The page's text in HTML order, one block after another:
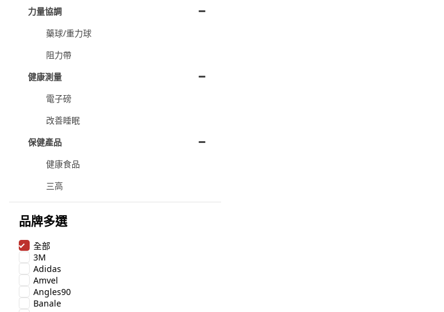
力量協調
藥球/重力球
阻力帶
健康測量
電子磅
改善睡眠
保健產品
健康食品
三高
品牌多選
全部
3M
Adidas
Amvel
Angles90
Banale